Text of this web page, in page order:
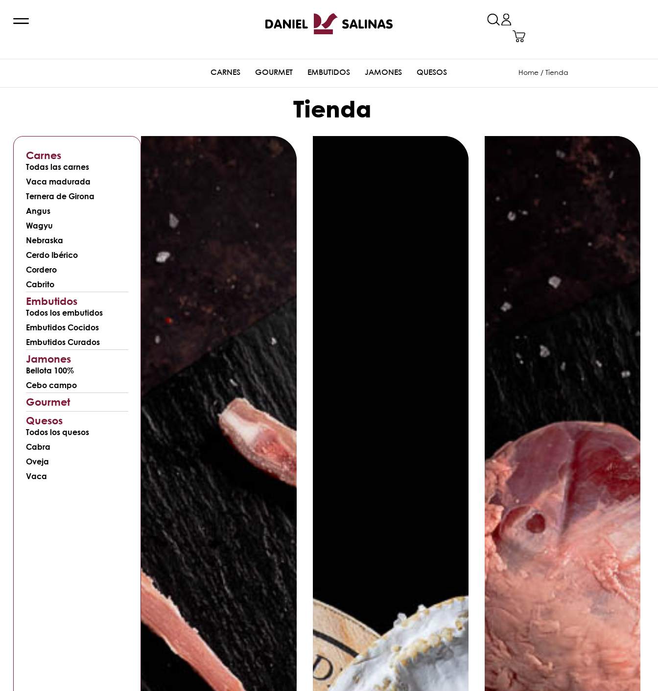
CARNES GOURMET EMBUTIDOS JAMONES QUESOS Home / Tienda
Tienda
Carnes
Todas las carnes
Vaca madurada
Ternera de Girona
Angus
Wagyu
Nebraska
Cerdo Ibérico
Cordero
Cabrito
Embutidos
Todos los embutidos
Embutidos Cocidos
Embutidos Curados
Jamones
Bellota 100%
Cebo campo
Gourmet
Quesos
Todos los quesos
Cabra
Oveja
Vaca